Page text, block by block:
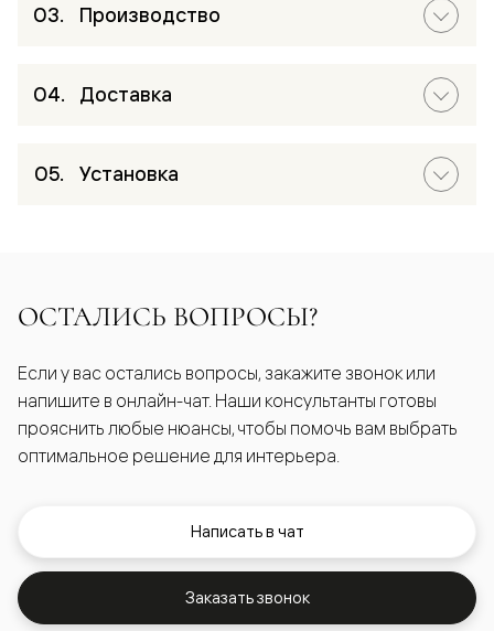
Производство
Доставка
Установка
ОСТАЛИСЬ ВОПРОСЫ?
Если у вас остались вопросы, закажите звонок или
напишите в онлайн-чат. Наши консультанты готовы
прояснить любые нюансы, чтобы помочь вам выбрать
оптимальное решение для интерьера.
Написать в чат
Заказать звонок